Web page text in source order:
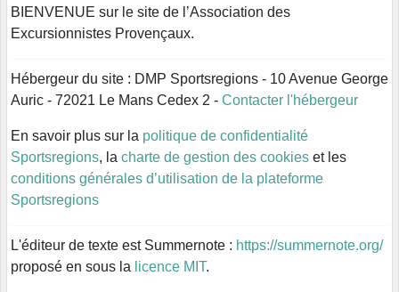
BIENVENUE sur le site de l’Association des
Excursionnistes Provençaux.
Hébergeur du site : DMP Sportsregions - 10 Avenue George
Auric - 72021 Le Mans Cedex 2 - Contacter l'hébergeur
En savoir plus sur la politique de confidentialité
Sportsregions, la charte de gestion des cookies et les
conditions générales d’utilisation de la plateforme
Sportsregions
L'éditeur de texte est Summernote : https://summernote.org/
proposé en sous la licence MIT.